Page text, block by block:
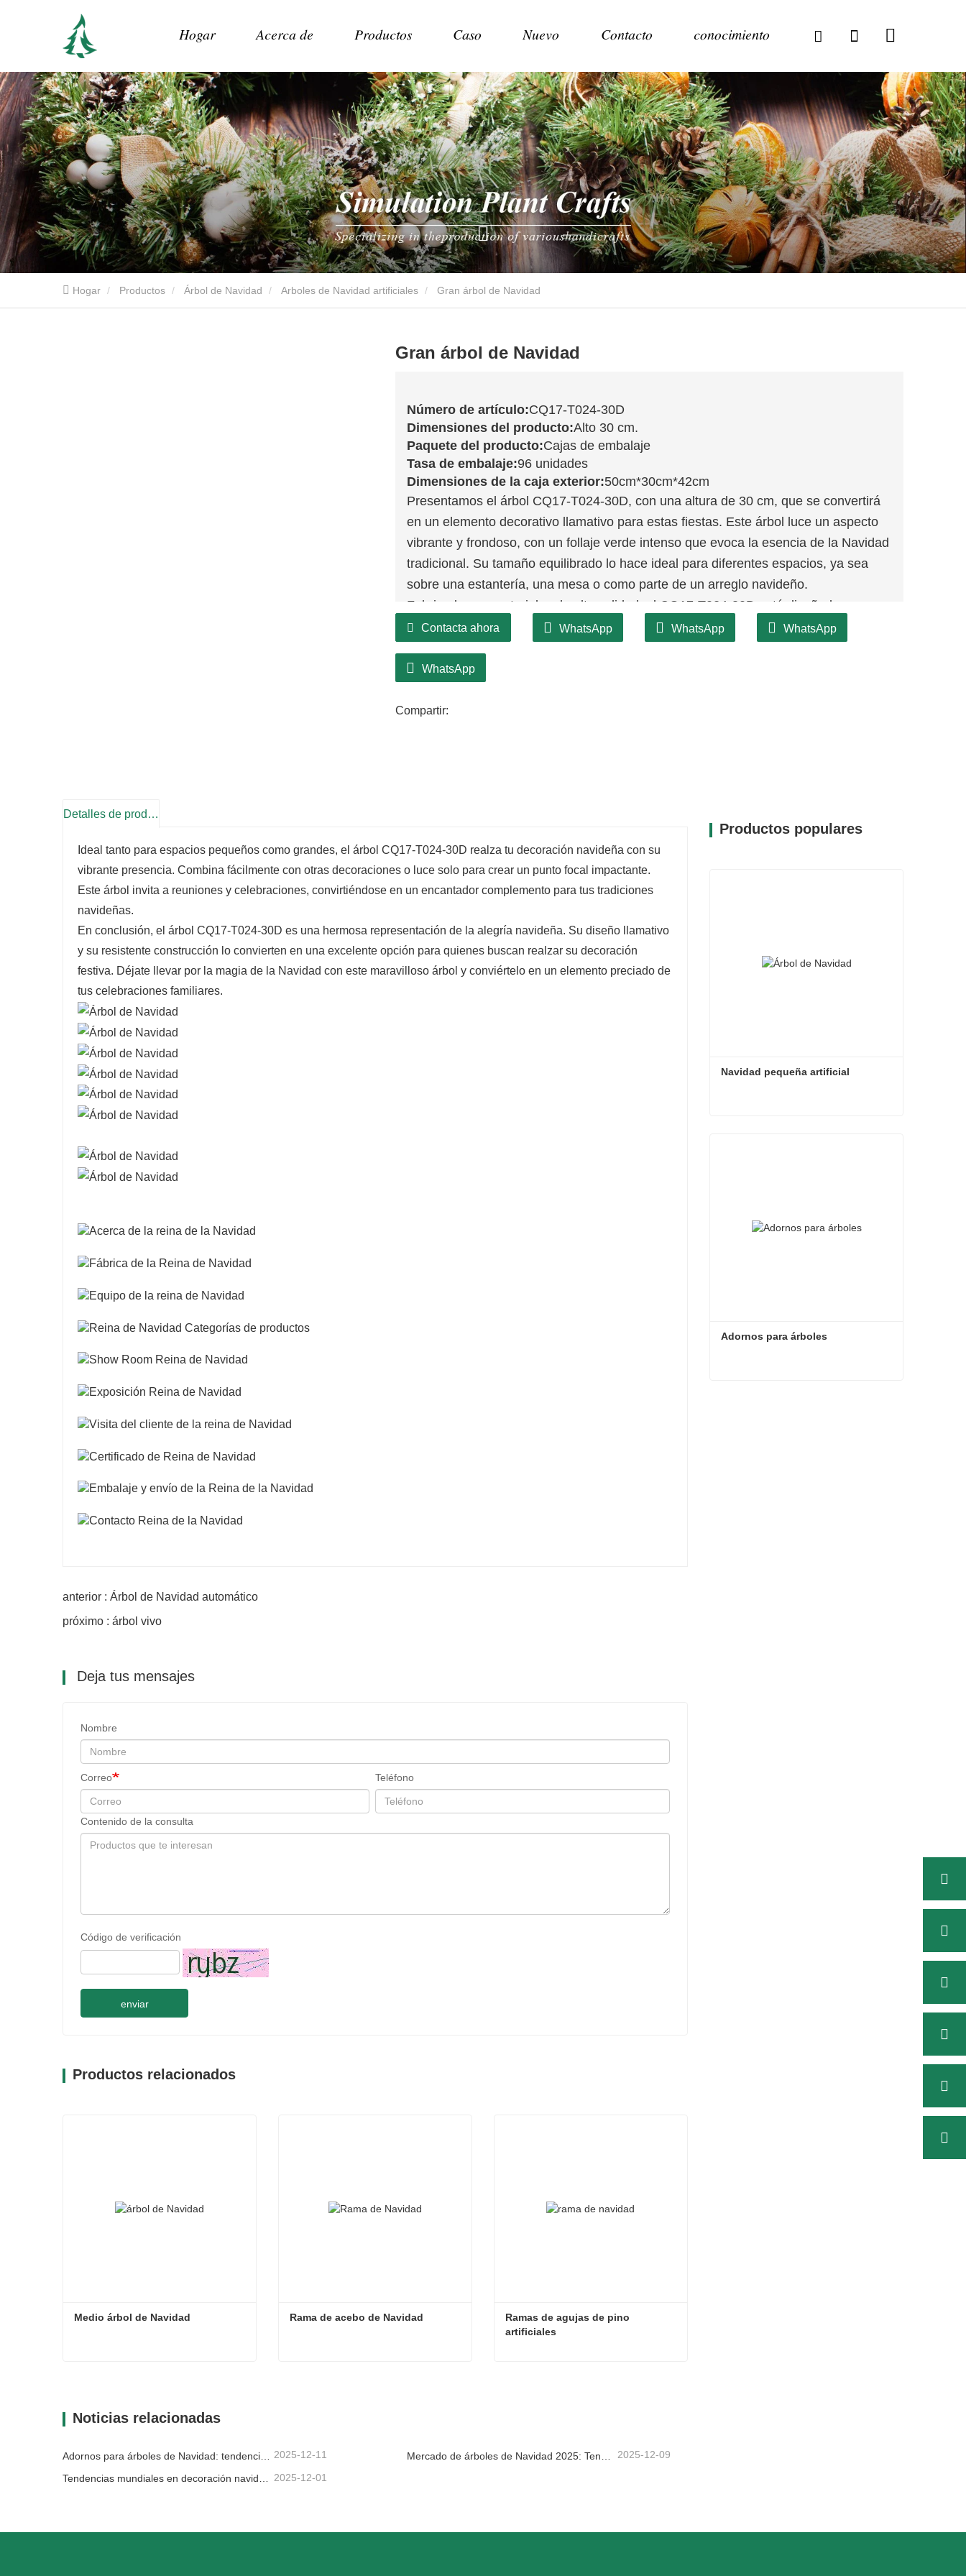
Hogar Acerca de Productos Caso Nuevo Contacto conocimiento
Hogar Productos Árbol de Navidad Arboles de Navidad artificiales Gran árbol de Navidad
Gran árbol de Navidad
Número de artículo:CQ17-T024-30D
Dimensiones del producto:Alto 30 cm.
Paquete del producto:Cajas de embalaje
Tasa de embalaje:96 unidades
Dimensiones de la caja exterior:50cm*30cm*42cm
Presentamos el árbol CQ17-T024-30D, con una altura de 30 cm, que se convertirá
en un elemento decorativo llamativo para estas fiestas. Este árbol luce un aspecto
vibrante y frondoso, con un follaje verde intenso que evoca la esencia de la Navidad
tradicional. Su tamaño equilibrado lo hace ideal para diferentes espacios, ya sea
sobre una estantería, una mesa o como parte de un arreglo navideño.
Fabricado con materiales de alta calidad, el CQ17-T024-30D está diseñado para
durar, garantizando que su belleza se disfrute durante muchas fiestas. La minuciosa
una pieza destacada en su colección navideña. Este árbol no es solo decorativo;
Contacta ahora WhatsApp WhatsApp WhatsApp
WhatsApp
Compartir:
Detalles de producto
Ideal tanto para espacios pequeños como grandes, el árbol CQ17-T024-30D realza tu decoración navideña con su
vibrante presencia. Combina fácilmente con otras decoraciones o luce solo para crear un punto focal impactante.
Este árbol invita a reuniones y celebraciones, convirtiéndose en un encantador complemento para tus tradiciones
navideñas.
En conclusión, el árbol CQ17-T024-30D es una hermosa representación de la alegría navideña. Su diseño llamativo
y su resistente construcción lo convierten en una excelente opción para quienes buscan realzar su decoración
festiva. Déjate llevar por la magia de la Navidad con este maravilloso árbol y conviértelo en un elemento preciado de
tus celebraciones familiares.
anterior : Árbol de Navidad automático
próximo : árbol vivo
Deja tus mensajes
Nombre
Correo Teléfono
Contenido de la consulta
Código de verificación
enviar
Productos relacionados
Medio árbol de Navidad Rama de acebo de Navidad
Ramas de agujas de pino
artificiales
Noticias relacionadas
2025-12-11 2025-12-09
2025-12-01
Productos populares
Navidad pequeña artificial
Adornos para árboles